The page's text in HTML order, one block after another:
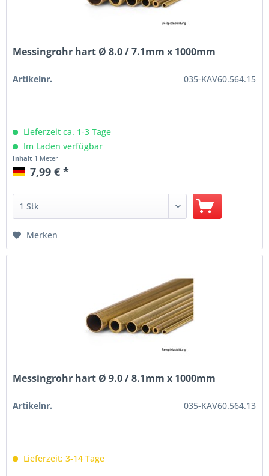
Messingrohr hart Ø 8.0 / 7.1mm x 1000mm
Artikelnr. 035-KAV60.564.15
Lieferzeit ca. 1-3 Tage
Im Laden verfügbar
Inhalt 1 Meter
7,99 € *
Merken
Messingrohr hart Ø 9.0 / 8.1mm x 1000mm
Artikelnr. 035-KAV60.564.13
Lieferzeit: 3-14 Tage